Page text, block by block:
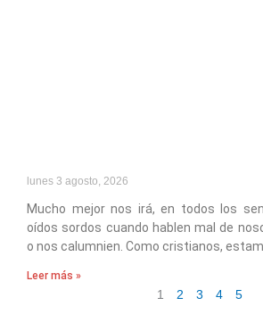
lunes 3 agosto, 2026
Mucho mejor nos irá, en todos los
oídos sordos cuando hablen mal de
o nos calumnien. Como cristianos,
Leer más »
1 2 3 4 5